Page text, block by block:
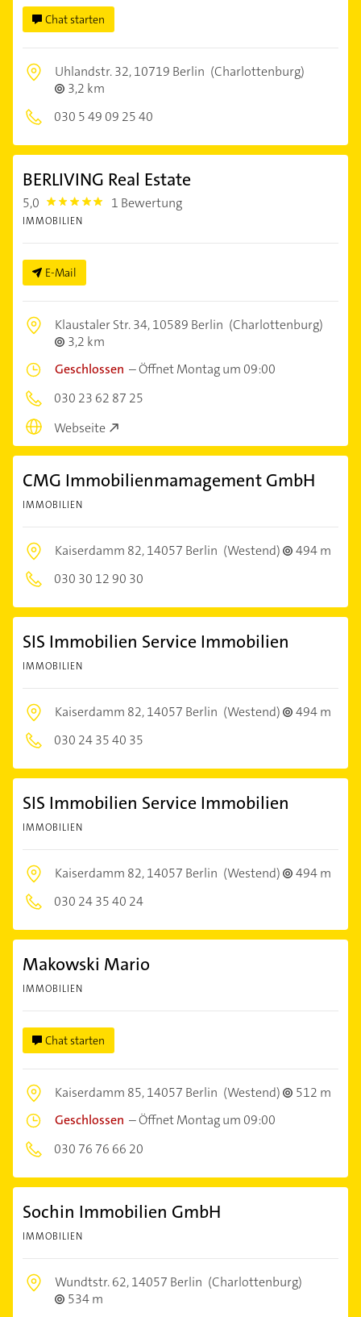
Chat starten
Uhlandstr. 32,10719 Berlin (Charlottenburg)
3,2 km
030 5 49 09 25 40
BERLIVING Real Estate
5,0 5.0 1 Bewertung
IMMOBILIEN
E-Mail
Klaustaler Str. 34,10589 Berlin (Charlottenburg)
3,2 km
Geschlossen –Öffnet Montag um 09:00
030 23 62 87 25
Webseite
CMG Immobilienmamagement GmbH
IMMOBILIEN
Kaiserdamm 82,14057 Berlin (Westend)
494 m
030 30 12 90 30
SIS Immobilien Service Immobilien
IMMOBILIEN
Kaiserdamm 82,14057 Berlin (Westend)
494 m
030 24 35 40 35
SIS Immobilien Service Immobilien
IMMOBILIEN
Kaiserdamm 82,14057 Berlin (Westend)
494 m
030 24 35 40 24
Makowski Mario
IMMOBILIEN
Chat starten
Kaiserdamm 85,14057 Berlin (Westend)
512 m
Geschlossen –Öffnet Montag um 09:00
030 76 76 66 20
Sochin Immobilien GmbH
IMMOBILIEN
Wundtstr. 62,14057 Berlin (Charlottenburg)
534 m